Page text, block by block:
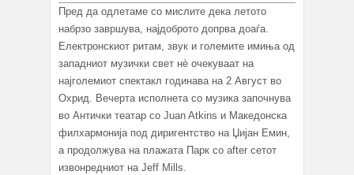
Пред да одлетаме со мислите дека летото
набрзо завршува, најдоброто допрва доаѓа.
Електронскиот ритам, звук и големите имиња од
западниот музички свет нè очекуваат на
најголемиот спектакл годинава на 2 Август во
Охрид. Вечерта исполнета со музика започнува
во Антички театар со Juan Atkins и Македонска
филхармонија под диригентство на Џијан Емин,
а продолжува на плажата Парк со after сетот
извонредниот на Jeff Mills.